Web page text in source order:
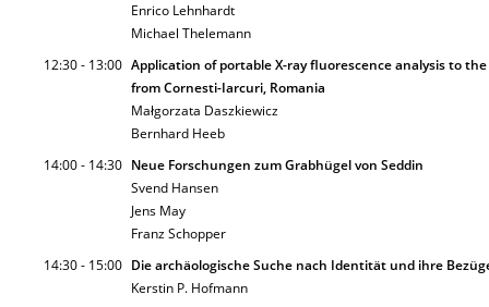
Enrico Lehnhardt
Michael Thelemann
12:30 - 13:00 Application of portable X-ray fluorescence analysis to
from Cornesti-Iarcuri, Romania
Małgorzata Daszkiewicz
Bernhard Heeb
14:00 - 14:30 Neue Forschungen zum Grabhügel von Seddin
Svend Hansen
Jens May
Franz Schopper
14:30 - 15:00 Die archäologische Suche nach Identität und ihre
Kerstin P. Hofmann